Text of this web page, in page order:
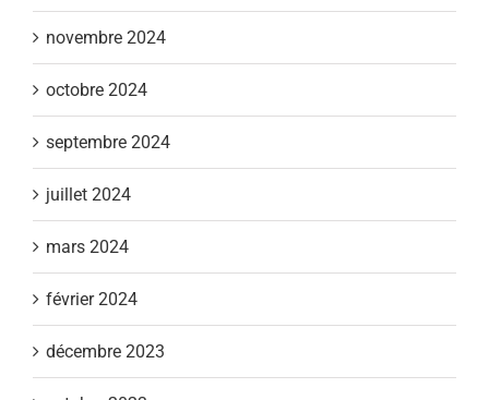
novembre 2024
octobre 2024
septembre 2024
juillet 2024
mars 2024
février 2024
décembre 2023